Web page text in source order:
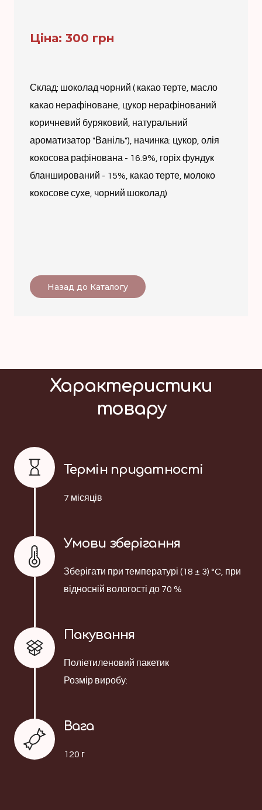
Ціна: 300 грн
Склад: шоколад чорний ( какао терте, масло
какао нерафіноване, цукор нерафінований
коричневий буряковий, натуральний
ароматизатор "Ваніль"), начинка: цукор, олія
кокосова рафінована - 16.9%, горіх фундук
бланширований - 15%, какао терте, молоко
кокосове сухе, чорний шоколад)
Назад до Каталогу
Характеристики
товару
Термін придатності
7 місяців
Умови зберігання
Зберігати при температурі (18 ± 3) °C, при
відносній вологості до 70 %
Пакування
Поліетиленовий пакетик
Розмір виробу:
Вага
120 г